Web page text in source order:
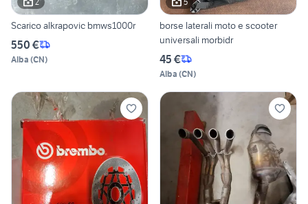
Scarico alkrapovic bmws1000r
550 €
Alba (CN)
borse laterali moto e scooter
universali morbidr
45 €
Alba (CN)